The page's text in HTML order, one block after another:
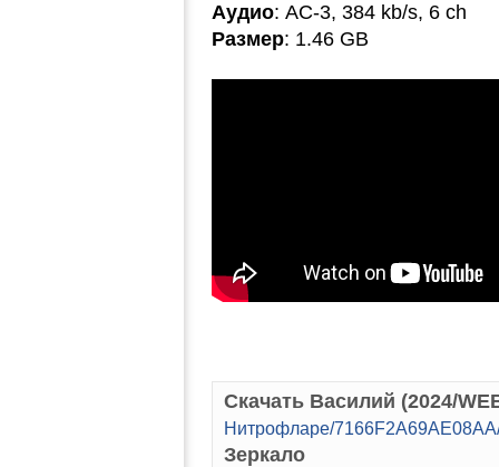
Аудио: AC-3, 384 kb/s, 6 ch
Размер: 1.46 GB
Скачать Василий (2024/
Hитpoфлape/
Зеркало